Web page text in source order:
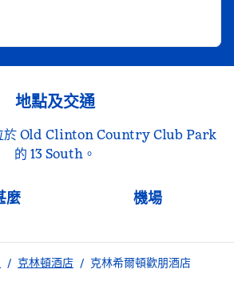
地點及交通
於 Old Clinton Country Club Park
的 13 South。
麼 機場
/ 克林頓酒店 / 克林希爾頓歡朋酒店